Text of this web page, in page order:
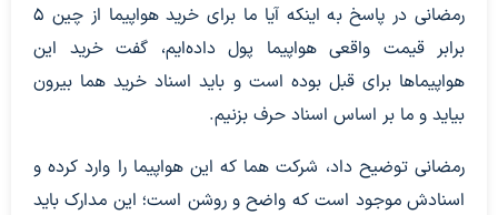
رمضانی در پاسخ به اینکه آیا ما برای خرید هواپیما از چین 5
برابر قیمت واقعی هواپیما پول داده‌ایم، گفت خرید این
هواپیما‌ها برای قبل بوده است و باید اسناد خرید هما بیرون
بیاید و ما بر اساس اسناد حرف بزنیم.
رمضانی توضیح داد، شرکت هما که این هواپیما را وارد کرده و
اسنادش موجود است که واضح و روشن است؛ این مدارک باید